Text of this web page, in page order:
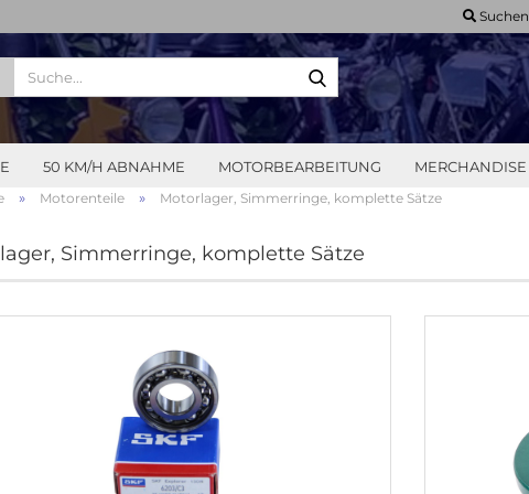
Suchen
Suche...
50 KM/H ABNAHME MOTORBEARBEITUNG MERCHANDISE
» Motorenteile » Motorlager, Simmerringe, komplette Sätze
Simmerringe, komplette Sätze